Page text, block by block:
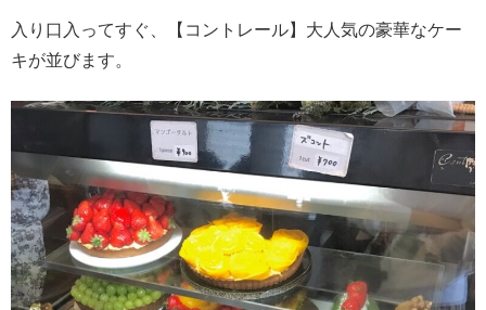
入り口入ってすぐ、【コントレール】大人気の豪華なケー
キが並びます。